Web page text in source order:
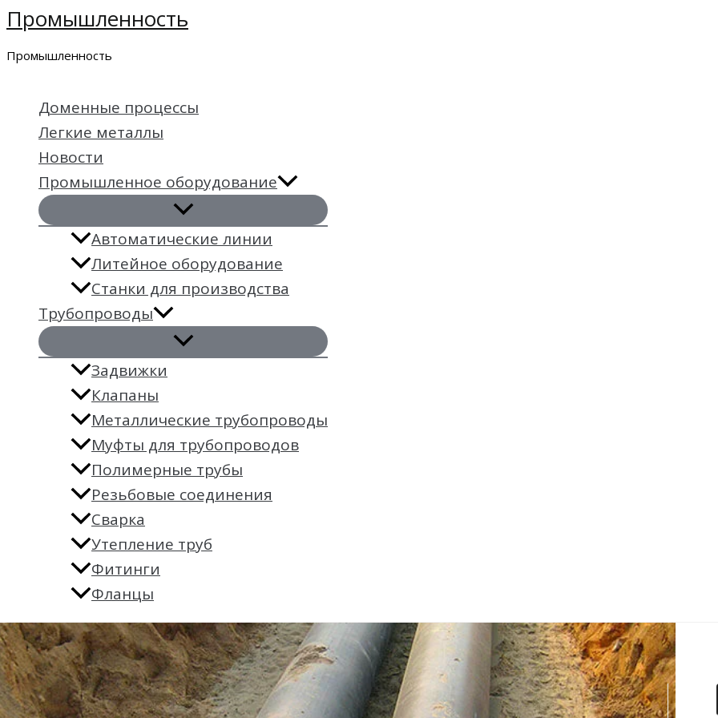
Перейти
содержимому
Промышленность
Промышленность
Доменные процессы
Легкие металлы
Новости
Промышленное оборудование
Автоматические линии
Литейное оборудование
Станки для производства
Трубопроводы
Задвижки
Клапаны
Металлические трубопроводы
Муфты для трубопроводов
Полимерные трубы
Резьбовые соединения
Сварка
Утепление труб
Фитинги
Фланцы